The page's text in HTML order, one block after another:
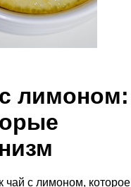
лимоном:
чай с лимоном, которое